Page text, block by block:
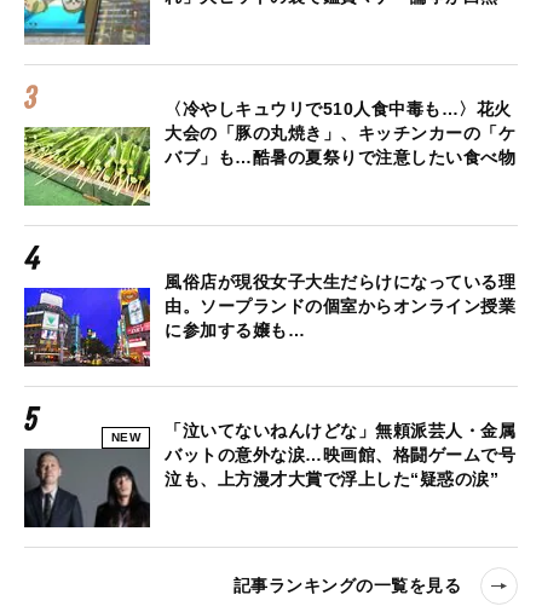
〈冷やしキュウリで510人食中毒も…〉花火
大会の「豚の丸焼き」、キッチンカーの「ケ
バブ」も…酷暑の夏祭りで注意したい食べ物
風俗店が現役女子大生だらけになっている理
由。ソープランドの個室からオンライン授業
に参加する嬢も…
NEW
「泣いてないねんけどな」無頼派芸人・金属
バットの意外な涙…映画館、格闘ゲームで号
泣も、上方漫才大賞で浮上した“疑惑の涙”
記事ランキングの一覧を見る